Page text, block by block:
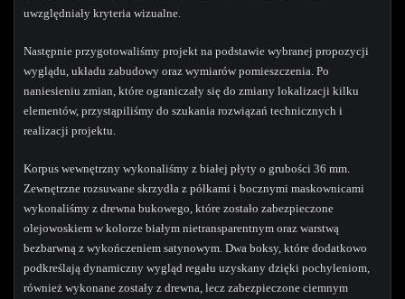
uwzględniały kryteria wizualne.
Następnie przygotowaliśmy projekt na podstawie wybranej propozycji
wyglądu, układu zabudowy oraz wymiarów pomieszczenia. Po
naniesieniu zmian, które ograniczały się do zmiany lokalizacji kilku
elementów, przystąpiliśmy do szukania rozwiązań technicznych i
realizacji projektu.
Korpus wewnętrzny wykonaliśmy z białej płyty o grubości 36 mm.
Zewnętrzne rozsuwane skrzydła z półkami i bocznymi maskownicami
wykonaliśmy z drewna bukowego, które zostało zabezpieczone
olejowoskiem w kolorze białym nietransparentnym oraz warstwą
bezbarwną z wykończeniem satynowym. Dwa boksy, które dodatkowo
podkreślają dynamiczny wygląd regału uzyskany dzięki pochyleniom,
również wykonane zostały z drewna, lecz zabezpieczone ciemnym